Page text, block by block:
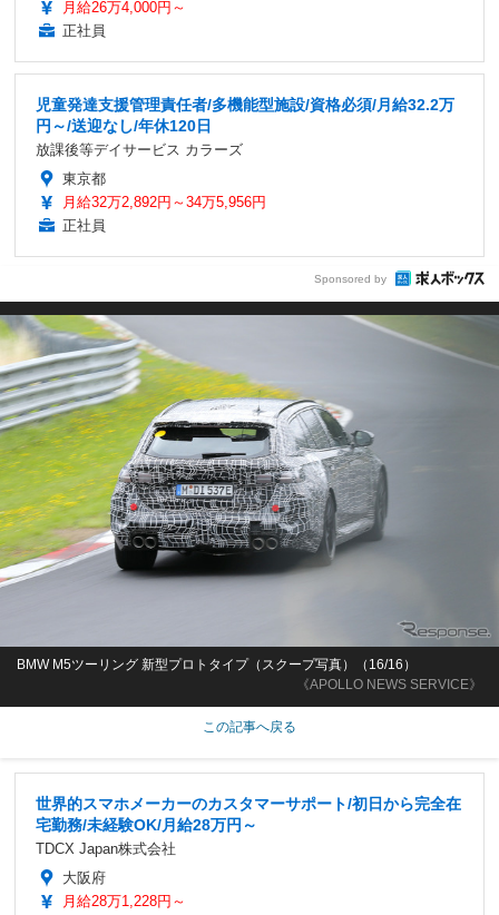
月給26万4,000円～
正社員
児童発達支援管理責任者/多機能型施設/資格必須/月給32.2万
円～/送迎なし/年休120日
放課後等デイサービス カラーズ
東京都
月給32万2,892円～34万5,956円
正社員
Sponsored by
《APOLLO NEWS SERVICE》
BMW M5ツーリング 新型プロトタイプ（スクープ写真）（16/16）
この記事へ戻る
世界的スマホメーカーのカスタマーサポート/初日から完全在
宅勤務/未経験OK/月給28万円～
TDCX Japan株式会社
大阪府
月給28万1,228円～